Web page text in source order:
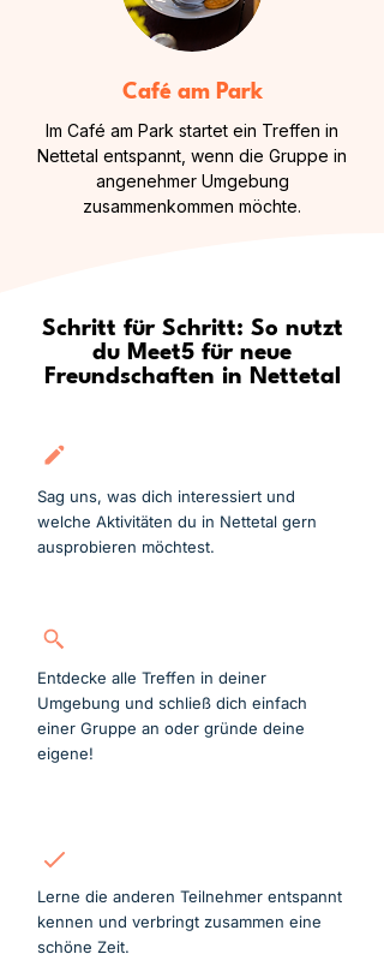
Café am Park
Im Café am Park startet ein Treffen in
Nettetal entspannt, wenn die Gruppe in
angenehmer Umgebung
zusammenkommen möchte.
Schritt für Schritt: So nutzt
du Meet5 für neue
Freundschaften in Nettetal
Sag uns, was dich interessiert und
welche Aktivitäten du in Nettetal gern
ausprobieren möchtest.
Entdecke alle Treffen in deiner
Umgebung und schließ dich einfach
einer Gruppe an oder gründe deine
eigene!
Lerne die anderen Teilnehmer entspannt
kennen und verbringt zusammen eine
schöne Zeit.